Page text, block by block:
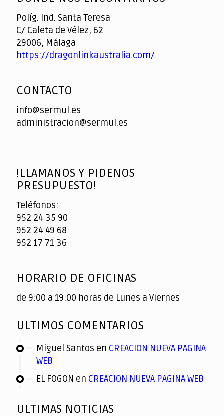
Políg. Ind. Santa Teresa
C/ Caleta de Vélez, 62
29006, Málaga
https://dragonlinkaustralia.com/
CONTACTO
info@sermul.es
administracion@sermul.es
!LLAMANOS Y PIDENOS
PRESUPUESTO!
Teléfonos:
952 24 35 90
952 24 49 68
952 17 71 36
HORARIO DE OFICINAS
de 9:00 a 19:00 horas de Lunes a Viernes
ULTIMOS COMENTARIOS
Miguel Santos en CREACION NUEVA PAGINA
WEB
EL FOGON en CREACION NUEVA PAGINA WEB
ULTIMAS NOTICIAS